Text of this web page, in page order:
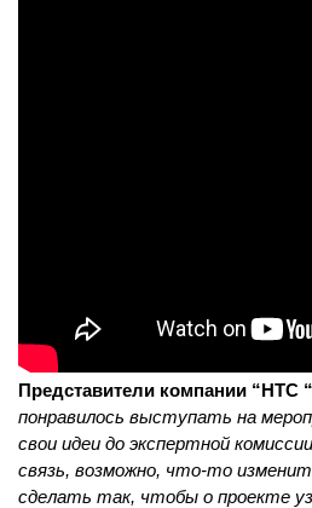
Представители компании “НТС
понравилось выступать на
свои идеи до экспертной
связь, возможно, что-то
сделать так, чтобы о проекте